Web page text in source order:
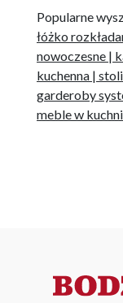
Popularne
łóżko
nowoczesne |
kuchenna |
garderoby
meble w kuchni